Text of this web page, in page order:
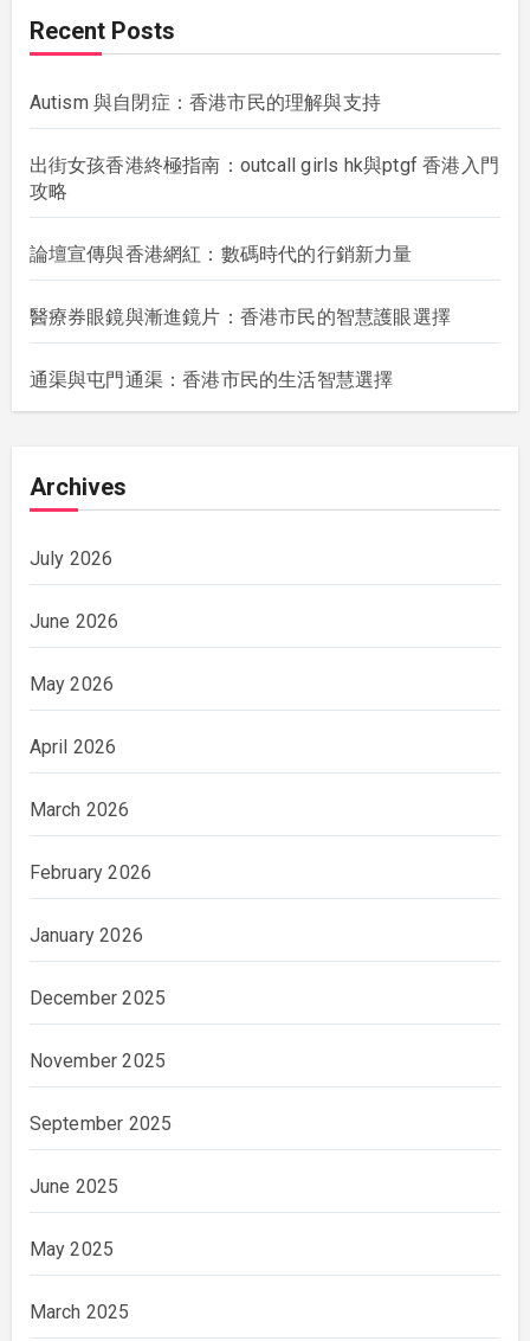
Recent Posts
Autism 與自閉症：香港市民的理解與支持
出街女孩香港終極指南：outcall girls hk與ptgf 香港入門
攻略
論壇宣傳與香港網紅：數碼時代的行銷新力量
醫療券眼鏡與漸進鏡片：香港市民的智慧護眼選擇
通渠與屯門通渠：香港市民的生活智慧選擇
Archives
July 2026
June 2026
May 2026
April 2026
March 2026
February 2026
January 2026
December 2025
November 2025
September 2025
June 2025
May 2025
March 2025